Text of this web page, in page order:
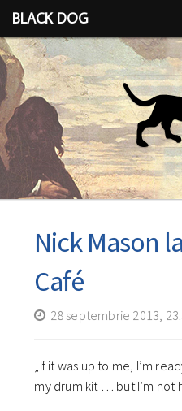
BLACK DOG
IDEEA
CU LIMBA SCOASĂ
Nick Mason
Café
28 septembrie 2013,
„If it was up to me, I’m
my drum kit … but I’m not